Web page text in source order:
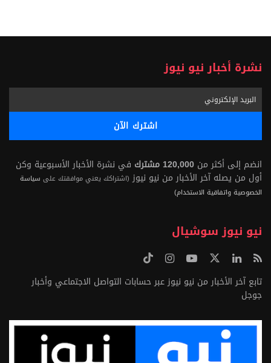
نشرة أخبار نيو نيوز
انضم إلى أكثر من 120,000 مشترك
في نشرة الأخبار الأسبوعية وكن
أول من يصله آخر الأخبار من نيو نيوز (اشتراكك يعني موافقتك على سياسة
الخصوصية واتفاقية الاستخدام)
نيو نيوز سوشيال
تابع آخر الأخبار من نيو نيوز عبر حسابات التواصل الاجتماعي وأخبار
جوجل